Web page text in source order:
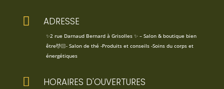
 ADRESSE
✨2 rue Darnaud Bernard à Grisolles ✨ – Salon & boutique bien
être💆🏻- Salon de thé -Produits et conseils -Soins du corps et
énergétiques
 HORAIRES D'OUVERTURES